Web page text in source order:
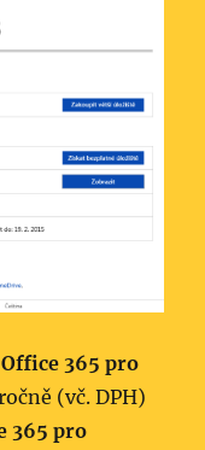
Office 365 pro
(vč. DPH)
365 pro